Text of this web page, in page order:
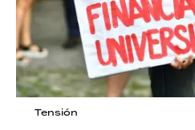
Tensión